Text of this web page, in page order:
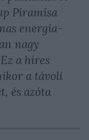
Piramisa
energia-
nagy
a híres
a távoli
és azóta